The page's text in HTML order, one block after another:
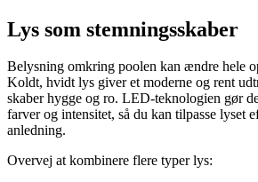
Lys som stemningsskaber
Belysning omkring poolen kan ændre hele
Koldt, hvidt lys giver et moderne og rent
skaber hygge og ro. LED-teknologien gør
farver og intensitet, så du kan tilpasse lyset
anledning.
Overvej at kombinere flere typer lys: